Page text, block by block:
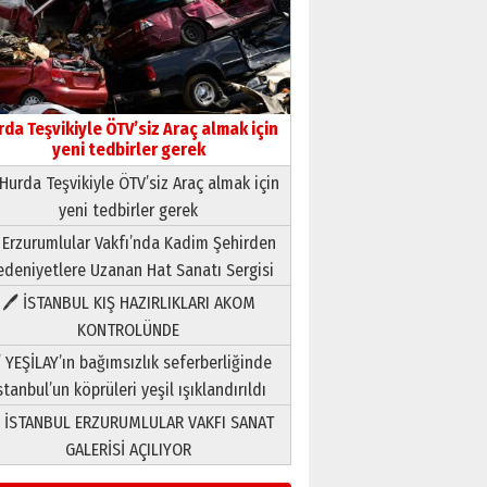
Teşvikiyle ÖTV’siz Araç almak için
yeni tedbirler gerek
Teşvikiyle ÖTV’siz Araç almak için
yeni tedbirler gerek
Vakfı’nda Kadim Şehirden
Uzanan Hat Sanatı Sergisi
🖊 İSTANBUL KIŞ HAZIRLIKLARI AKOM
KONTROLÜNDE
bağımsızlık seferberliğinde
köprüleri yeşil ışıklandırıldı
ERZURUMLULAR VAKFI SANAT
GALERİSİ AÇILIYOR
Neşat YALÇIN
Paranın Aile Kültüründeki Yeri
03 Ağustos 2026 Pazartesi
Yıldırım Gündoğdu
HAVVA’NIN ÜÇ KIZI
09 Temmuz 2026 Perşembe
Yusuf POLAT
Şampiyonluk Sebahattin
Şirin’e yazar